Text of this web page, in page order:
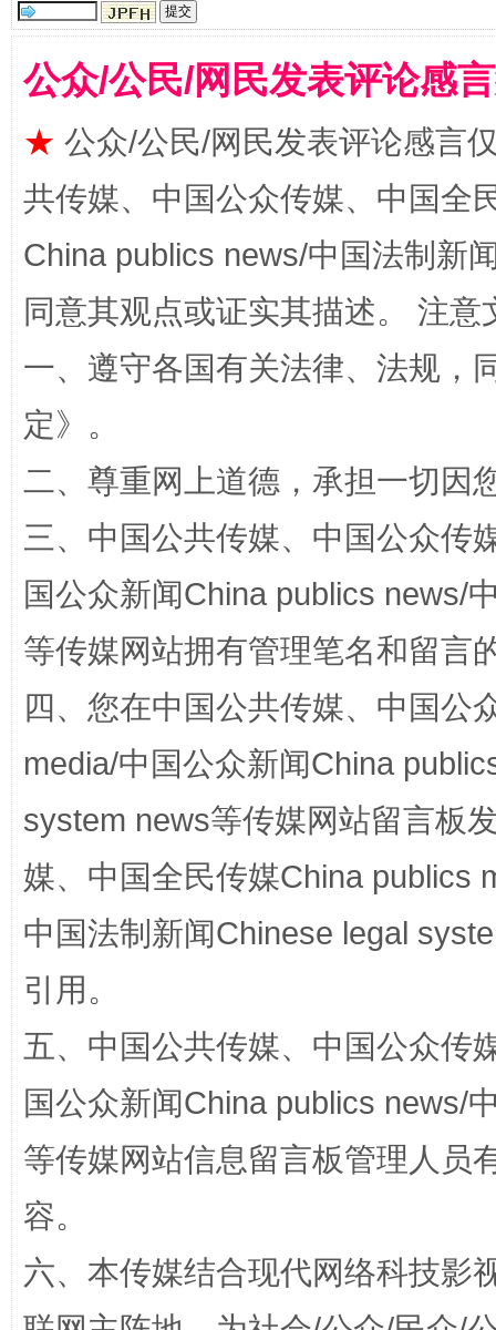
全民健身五年计划来了！等你上场
阿坝州三大球赛在茂县开幕 规模
国家大学科技园优化重塑工作
公众/公民/网民发表评论感
★ 公众/公民/网民发表评论感言
共传媒、中国公众传媒、中国全
China publics news/中国法制新
同意其观点或证实其描述。 注
一、遵守各国有关法律、法规，
定》。
二、尊重网上道德，承担一切因
三、中国公共传媒、中国公众传
国公众新闻China publics news/
等传媒网站拥有管理笔名和留言
四、您在中国公共传媒、中国公
media/中国公众新闻China
system news等传媒网站留言板
媒、中国全民传媒China publics
中国法制新闻Chinese legal
引用。
五、中国公共传媒、中国公众传
国公众新闻China publics news/
等传媒网站信息留言板管理人员
容。
六、本传媒结合现代网络科技影